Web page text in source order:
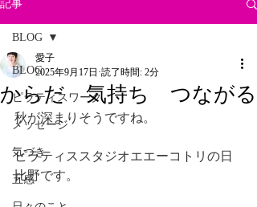
記事
BLOG
ピラティスワーク
メッセージ
気づき
五感
BLOG
からだ 気持ち つながる
愛子
2025年9月17日 読了時間: 2分
秋が深まりそうですね。
ピラティススタジオエエーコトリの日
比野です。